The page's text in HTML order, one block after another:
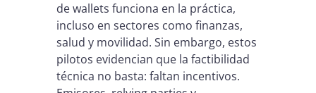
de wallets funciona en la práctica,
incluso en sectores como finanzas,
salud y movilidad. Sin embargo, estos
pilotos evidencian que la factibilidad
técnica no basta: faltan incentivos.